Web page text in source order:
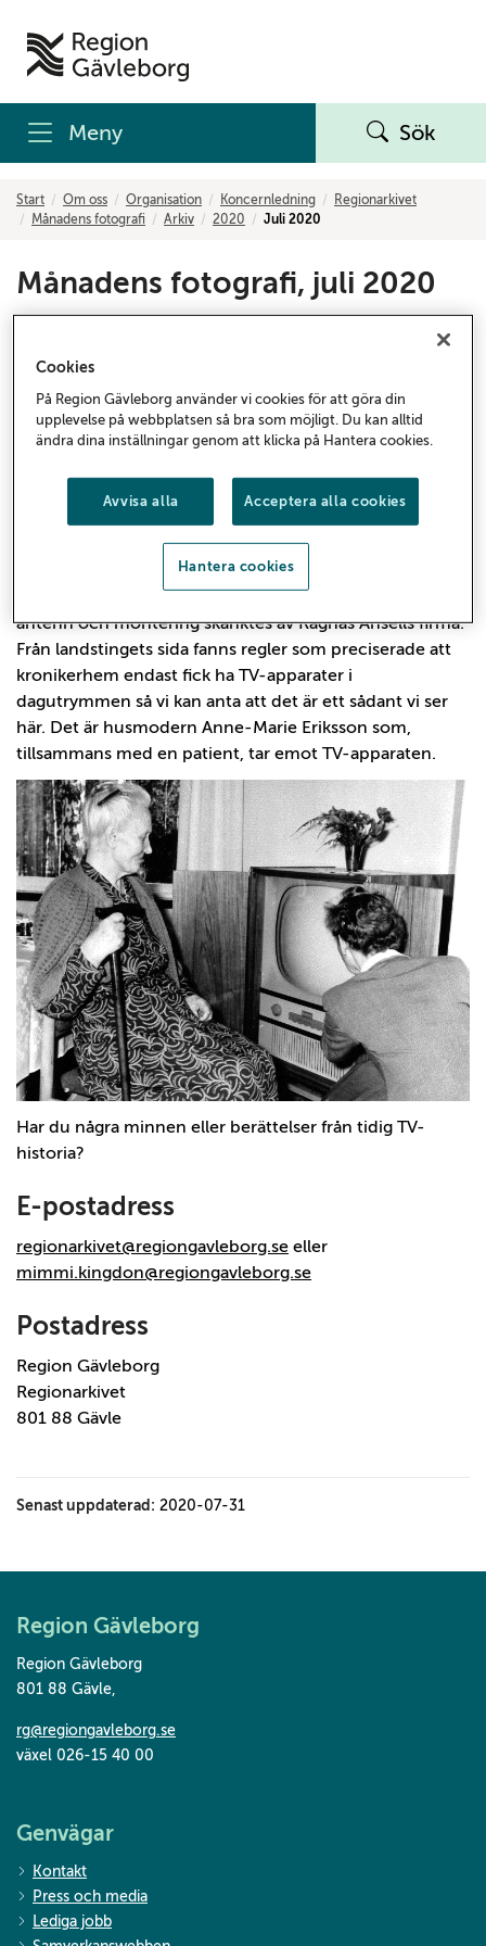
Meny Sök
Start Om oss Organisation Koncernledning
Regionarkivet
Månadens fotografi
Arkiv 2020 Juli 2020
Månadens fotografi, juli 2020
År 1956 började de första reguljära tv-sändningarna i
Sverige. Bara fyra år senare skulle det nya
apparat. Detta trots att landstinget förbjudit inköp av
TV-apparater till akutsjukhus eller kronikerhemmen.
De sistnämnda skulle däremot få ta emot TV-apparater
som gåvor, vilket var just hur långvårdsavdelningen på
kronikerhemmet fick sin TV-apparat.
Den 24-tum stora TV-apparaten var en gåva från den
Socialdemokratiska Kvinnoklubben i Sandviken, och TV-
antenn och montering skänktes av Ragnas Ansells firma.
Från landstingets sida fanns regler som preciserade att
kronikerhem endast fick ha TV-apparater i
dagutrymmen så vi kan anta att det är ett sådant vi ser
här. Det är husmodern Anne-Marie Eriksson som,
tillsammans med en patient, tar emot TV-apparaten.
Har du några minnen eller berättelser från tidig TV-
historia?
E-postadress
regionarkivet@regiongavleborg.se eller
mimmi.kingdon@regiongavleborg.se
Postadress
Region Gävleborg
Regionarkivet
801 88 Gävle
Senast uppdaterad: 2020-07-31
Region Gävleborg
Region Gävleborg
801 88 Gävle,
rg@regiongavleborg.se
växel 026-15 40 00
Genvägar
Kontakt
Press och media
Lediga jobb
Cookies
På Region Gävleborg använder vi cookies för att göra din
upplevelse på webbplatsen så bra som möjligt. Du kan alltid
ändra dina inställningar genom att klicka på Hantera cookies.
Avvisa alla Acceptera alla cookies
Hantera cookies